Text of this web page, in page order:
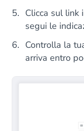
Clicca sul link
segui le
Controlla la
arriva entro